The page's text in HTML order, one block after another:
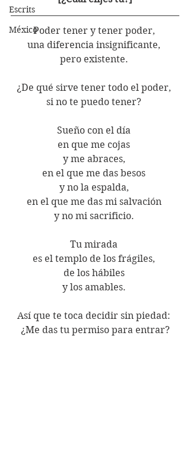
Escrits
MéxicoPoder tener y tener poder,
una diferencia insignificante,
pero existente.
¿De qué sirve tener todo el poder,
si no te puedo tener?
Sueño con el día
en que me cojas
y me abraces,
en el que me das besos
y no la espalda,
en el que me das mi salvación
y no mi sacrificio.
Tu mirada
es el templo de los frágiles,
de los hábiles
y los amables.
Así que te toca decidir sin piedad:
¿Me das tu permiso para entrar?